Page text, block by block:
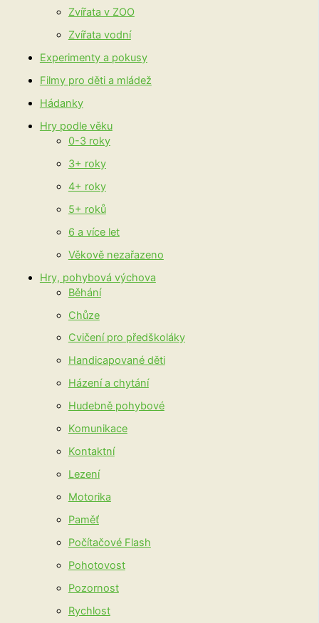
Zvířata v ZOO
Zvířata vodní
Experimenty a pokusy
Filmy pro děti a mládež
Hádanky
Hry podle věku
0-3 roky
3+ roky
4+ roky
5+ roků
6 a více let
Věkově nezařazeno
Hry, pohybová výchova
Běhání
Chůze
Cvičení pro předškoláky
Handicapované děti
Házení a chytání
Hudebně pohybové
Komunikace
Kontaktní
Lezení
Motorika
Paměť
Počítačové Flash
Pohotovost
Pozornost
Rychlost